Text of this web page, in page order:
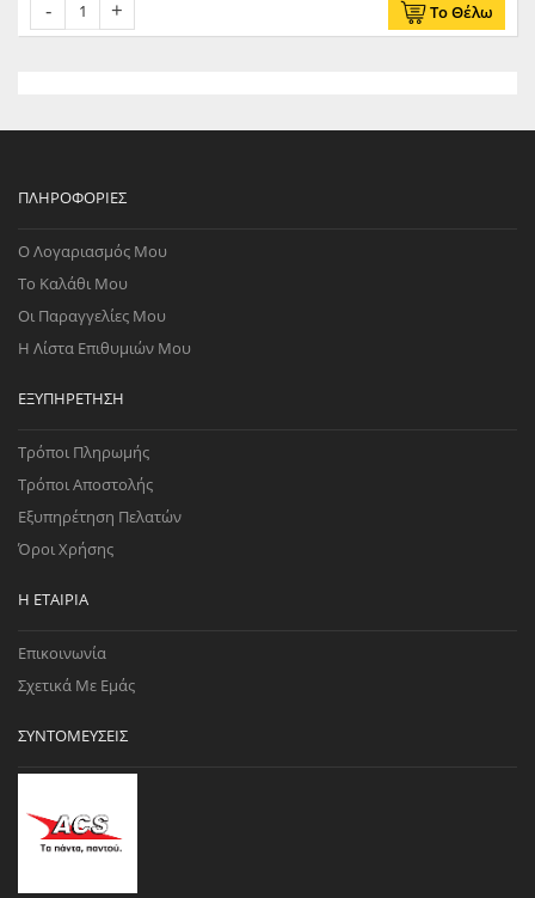
Το Θέλω
ΠΛΗΡΟΦΟΡΊΕΣ
Ο Λογαριασμός Μου
Το Καλάθι Μου
Οι Παραγγελίες Μου
Η Λίστα Επιθυμιών Μου
ΕΞΥΠΗΡΈΤΗΣΗ
Τρόποι Πληρωμής
Τρόποι Αποστολής
Εξυπηρέτηση Πελατών
Όροι Χρήσης
Η ΕΤΑΙΡΊΑ
Επικοινωνία
Σχετικά Με Εμάς
ΣΥΝΤΟΜΕΎΣΕΙΣ